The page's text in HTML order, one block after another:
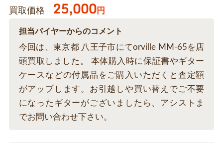
買取価格 25,000円
担当バイヤーからのコメント
今回は、東京都 八王子市にてorville MM-65を店
頭買取しました。 本体購入時に保証書やギター
ケースなどの付属品をご購入いただくと査定額
がアップします。お引越しや買い替えでご不要
になったギターがございましたら、アシストま
でお問い合わせ下さい。